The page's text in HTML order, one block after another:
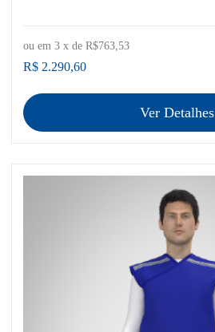
R$ 2.290,60
ou em 3 x de R$763,53
Ver Detalhes